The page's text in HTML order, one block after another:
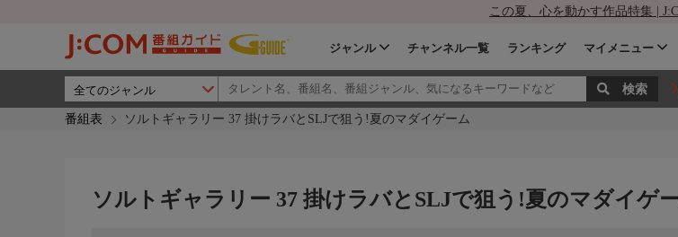
この夏、心を動かす作品特集 |
ジャンル チャンネル一覧 ランキング マイメニュー
番組表 ソルトギャラリー 37 掛けラバとSLJで狙う!夏のマダイゲーム
ソルトギャラリー 37 掛けラバとSLJで狙う!夏のマダイゲ